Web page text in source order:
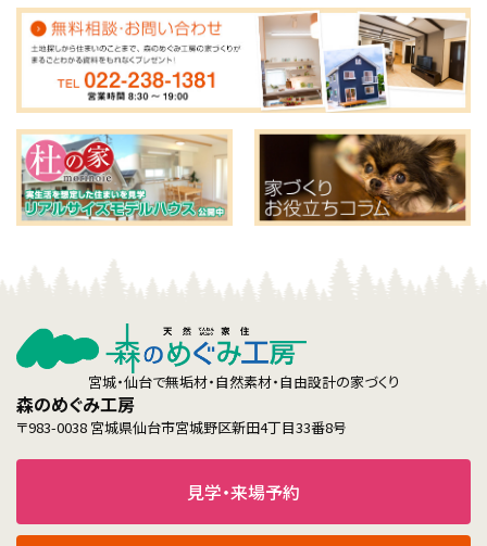
宮城・仙台で無垢材・自然素材・自由設計の家づくり
森のめぐみ工房
〒983-0038 宮城県仙台市宮城野区新田4丁目33番8号
見学・来場予約